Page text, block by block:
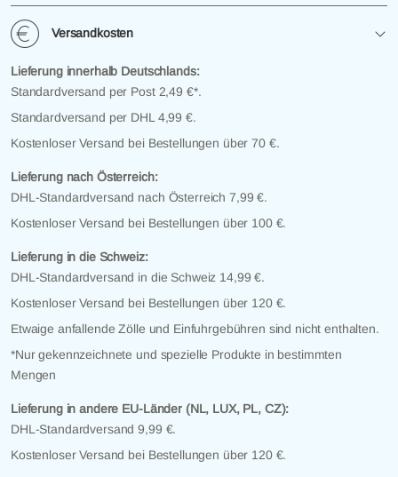
Versandkosten
Lieferung innerhalb Deutschlands:
Standardversand per Post 2,49 €*.
Standardversand per DHL 4,99 €.
Kostenloser Versand bei Bestellungen über 70 €.
Lieferung nach Österreich:
DHL-Standardversand nach Österreich 7,99 €.
Kostenloser Versand bei Bestellungen über 100 €.
Lieferung in die Schweiz:
DHL-Standardversand in die Schweiz 14,99 €.
Kostenloser Versand bei Bestellungen über 120 €.
Etwaige anfallende Zölle und Einfuhrgebühren sind nicht enthalten.
*Nur gekennzeichnete und spezielle Produkte in bestimmten
Mengen
Lieferung in andere EU-Länder (NL, LUX, PL, CZ):
DHL-Standardversand 9,99 €.
Kostenloser Versand bei Bestellungen über 120 €.